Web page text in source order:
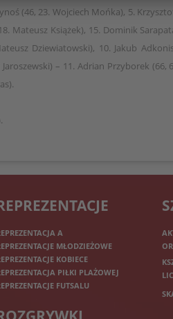
(46, 23. Wojciech Mońka), 5.
Mateusz Książek), 15. Dominik
Dziewiatowski), 10. Jakub
– 11. Adrian Przyborek (66,
A
MŁODZIEŻOWE
KOBIECE
PIŁKI PLAŻOWEJ
FUTSALU